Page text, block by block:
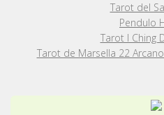
Tarot del
Pendulo
Tarot I Ching
Tarot de Marsella 22